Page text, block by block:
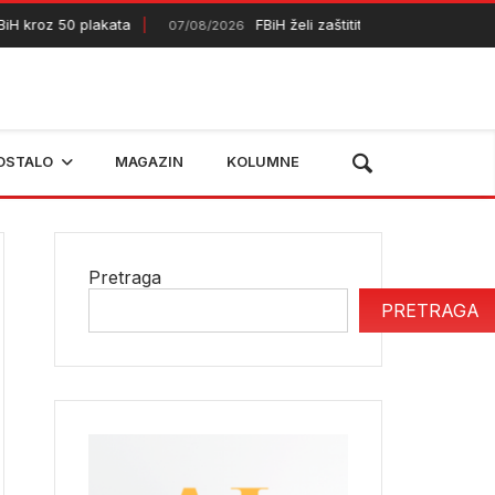
50 plakata 07/08/2026 FBiH želi zaštititi dodatnih 50.000
MAGAZIN KOLUMNE
Pretraga
PRETRAGA